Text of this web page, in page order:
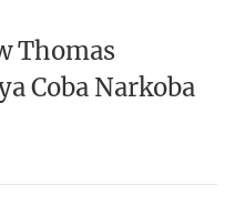
Thomas
Coba Narkoba